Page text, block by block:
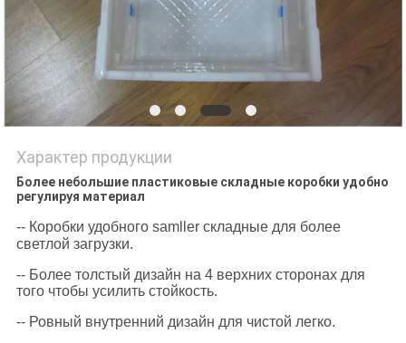
Характер продукции
Более небольшие пластиковые складные коробки удобно
регулируя материал
-- Коробки удобного samller складные для более
светлой загрузки.
-- Более толстый дизайн на 4 верхних сторонах для
того чтобы усилить стойкость.
-- Ровный внутренний дизайн для чистой легко.